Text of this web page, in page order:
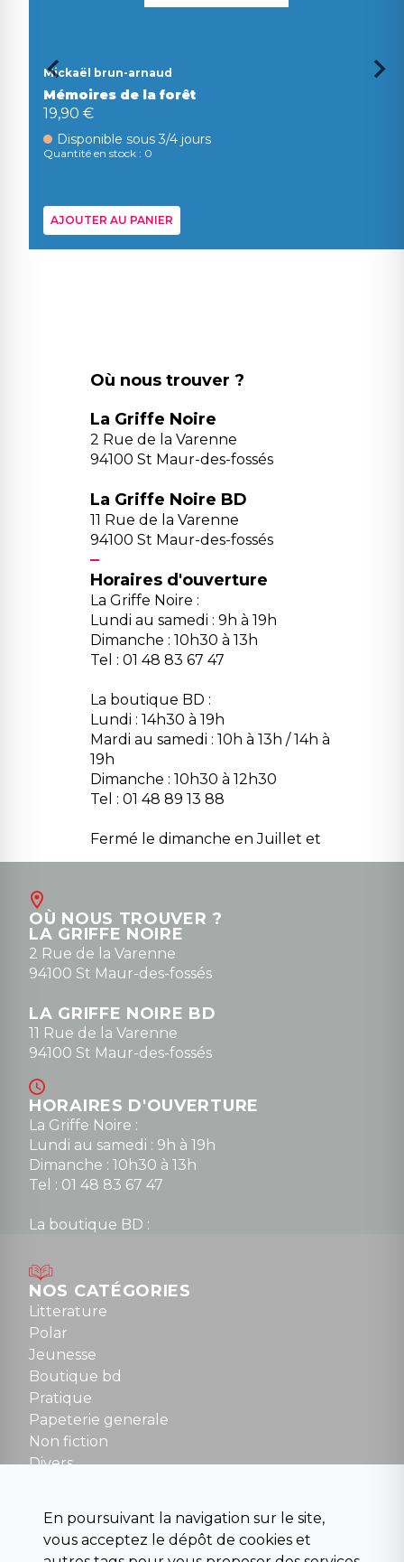
Mickaël brun-arnaud
Mémoires de la forêt
19,90 €
Disponible sous 3/4 jours
Quantité en stock : 0
AJOUTER AU PANIER
Où nous trouver ?
La Griffe Noire
2 Rue de la Varenne
94100 St Maur-des-fossés
La Griffe Noire BD
11 Rue de la Varenne
94100 St Maur-des-fossés
Horaires d'ouverture
La Griffe Noire :
Lundi au samedi : 9h à 19h
Dimanche : 10h30 à 13h
Tel : 01 48 83 67 47
La boutique BD :
Lundi : 14h30 à 19h
Mardi au samedi : 10h à 13h / 14h à
19h
Dimanche : 10h30 à 12h30
Tel : 01 48 89 13 88
Fermé le dimanche en Juillet et
Août
contact@la-griffe-noire.com
0148836747
OÙ NOUS TROUVER ?
LA GRIFFE NOIRE
2 Rue de la Varenne
94100 St Maur-des-fossés
LA GRIFFE NOIRE BD
11 Rue de la Varenne
94100 St Maur-des-fossés
HORAIRES D'OUVERTURE
La Griffe Noire :
Lundi au samedi : 9h à 19h
Dimanche : 10h30 à 13h
Tel : 01 48 83 67 47
La boutique BD :
Mardi au samedi : 10h à 13h / 14h à 19h
Dimanche : 10h30 à 12h30
Tel : 01 48 89 13 88
Fermé le dimanche en Juillet et Août
NOUS CONTACTER
contact@la-griffe-noire.com
NOS CATÉGORIES
Litterature
Polar
Jeunesse
Boutique bd
Pratique
Papeterie generale
Non fiction
Divers
Para scolaire
Histoire
En poursuivant la navigation sur le site,
vous acceptez le dépôt de cookies et